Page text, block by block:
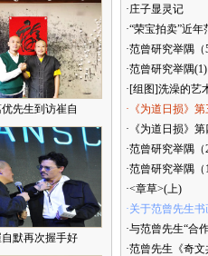
先生到访崔自
默再次握手好
·庄子显灵记
·“荣宝拍卖”近
·范曾研究举隅（
·范曾研究举隅(1)
·[组图]洗澡的艺
·《为道日损》
·《为道日损》
·范曾研究举隅（
·范曾研究举隅（
·<章草>(上)
·关于范曾先生
·与范曾先生“合
·范曾先生《奇